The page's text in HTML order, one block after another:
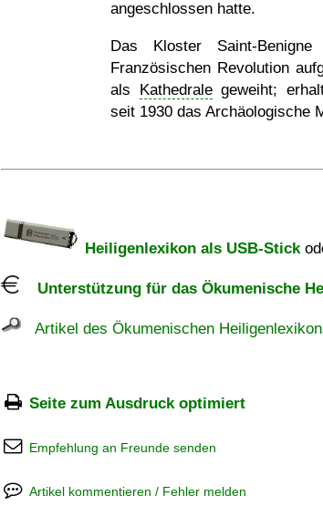
angeschlossen hatte.
Das Kloster Saint-
Französischen Revolution
als Kathedralegeweiht;
seit 1930 das Archäologische
Heiligenlexikon als USB-Stick
Unterstützung für das Ökumenische
Artikel des Ökumenischen
Seite zum Ausdruck optimiert
Empfehlung an Freunde senden
Artikel kommentieren / Fehler melden